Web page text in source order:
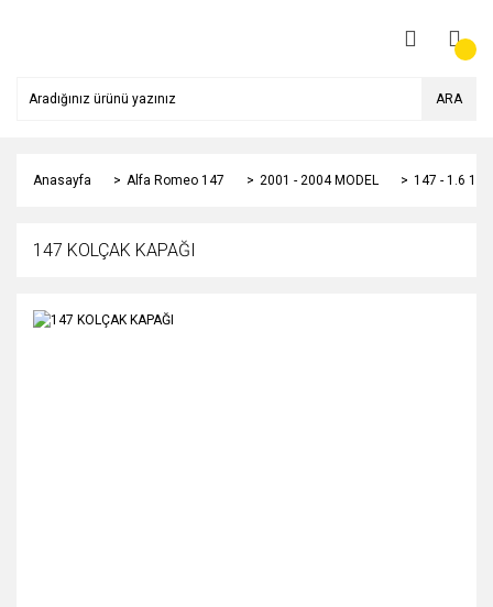
ARA
Anasayfa Alfa Romeo 147 2001 - 2004 MODEL 147 - 1.6
147 KOLÇAK KAPAĞI